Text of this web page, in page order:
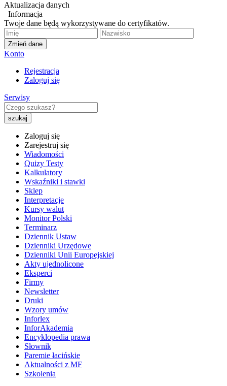
Aktualizacja danych
Informacja
Twoje dane będą wykorzystywane do certyfikatów.
Zmień dane
Konto
Rejestracja
Zaloguj się
Serwisy
Zaloguj się
Zarejestruj się
Wiadomości
Quizy Testy
Kalkulatory
Wskaźniki i stawki
Sklep
Interpretacje
Kursy walut
Monitor Polski
Terminarz
Dziennik Ustaw
Dzienniki Urzędowe
Dzienniki Unii Europejskiej
Akty ujednolicone
Eksperci
Firmy
Newsletter
Druki
Wzory umów
Inforlex
InforAkademia
Encyklopedia prawa
Słownik
Paremie łacińskie
Aktualności z MF
Szkolenia